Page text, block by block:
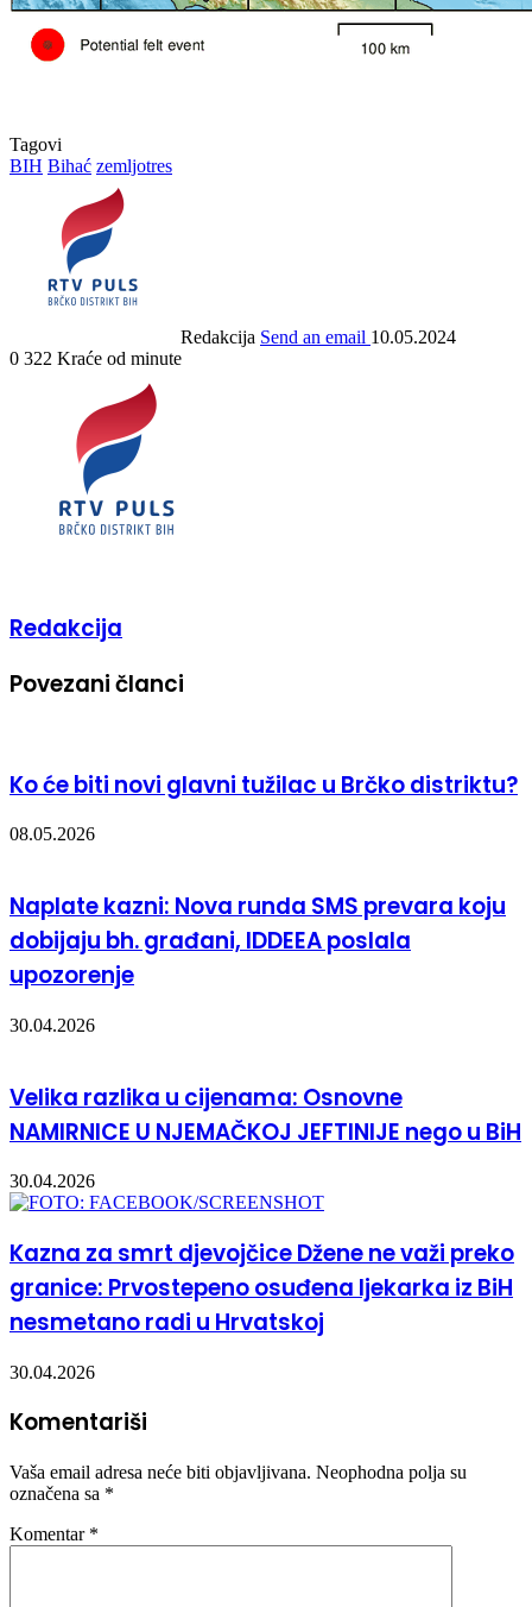
Tagovi
BIH Bihać zemljotres
Redakcija Send an email 10.05.2024
0 322 Kraće od minute
Redakcija
Povezani članci
Ko će biti novi glavni tužilac u Brčko distriktu?
08.05.2026
Naplate kazni: Nova runda SMS prevara koju
dobijaju bh. građani, IDDEEA poslala
upozorenje
30.04.2026
Velika razlika u cijenama: Osnovne
NAMIRNICE U NJEMAČKOJ JEFTINIJE nego u BiH
30.04.2026
Kazna za smrt djevojčice Džene ne važi preko
granice: Prvostepeno osuđena ljekarka iz BiH
nesmetano radi u Hrvatskoj
30.04.2026
Komentariši
Vaša email adresa neće biti objavljivana. Neophodna polja su
označena sa *
Komentar *